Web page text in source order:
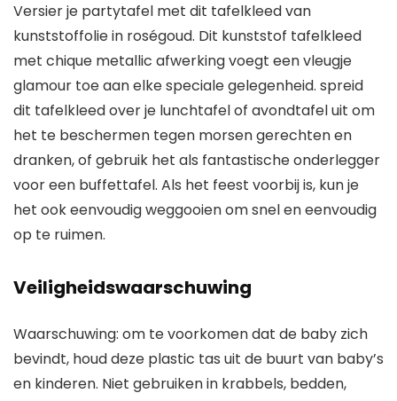
Versier je partytafel met dit tafelkleed van
kunststoffolie in roségoud. Dit kunststof tafelkleed
met chique metallic afwerking voegt een vleugje
glamour toe aan elke speciale gelegenheid. spreid
dit tafelkleed over je lunchtafel of avondtafel uit om
het te beschermen tegen morsen gerechten en
dranken, of gebruik het als fantastische onderlegger
voor een buffettafel. Als het feest voorbij is, kun je
het ook eenvoudig weggooien om snel en eenvoudig
op te ruimen.
Veiligheidswaarschuwing
Waarschuwing: om te voorkomen dat de baby zich
bevindt, houd deze plastic tas uit de buurt van baby’s
en kinderen. Niet gebruiken in krabbels, bedden,